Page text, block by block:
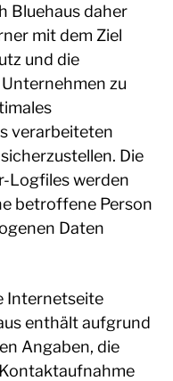
Bluehaus daher
mit dem Ziel
und die
zu
verarbeiteten
Die
Logfiles werden
betroffene Person
Daten
Internetseite
enthält aufgrund
Angaben, die